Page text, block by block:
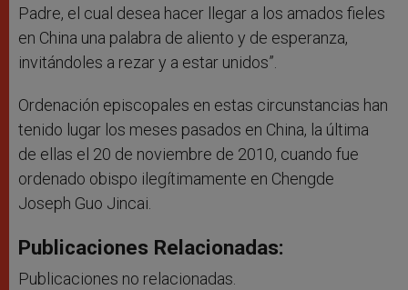
Padre, el cual desea hacer llegar a los amados fieles
en China una palabra de aliento y de esperanza,
invitándoles a rezar y a estar unidos”.
Ordenación episcopales en estas circunstancias han
tenido lugar los meses pasados en China, la última
de ellas el 20 de noviembre de 2010, cuando fue
ordenado obispo ilegítimamente en Chengde
Joseph Guo Jincai.
Publicaciones Relacionadas:
Publicaciones no relacionadas.